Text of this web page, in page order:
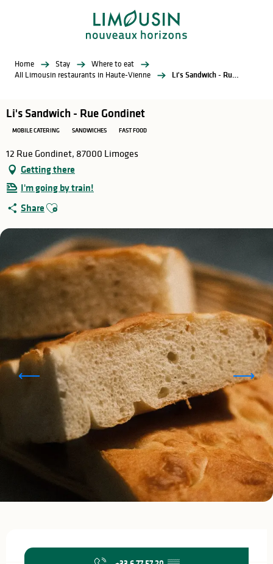
Home Stay
Where to eat
All Limousin restaurants in Haute-Vienne
Li's Sandwich - Rue Gondinet
Li's Sandwich - Rue Gondinet
MOBILE CATERING SANDWICHES FAST FOOD
12 Rue Gondinet, 87000 Limoges
Getting there
I'm going by train!
Share Ajouter aux favoris